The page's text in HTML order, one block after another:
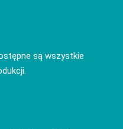
są wszystkie